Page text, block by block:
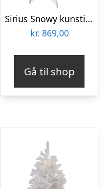
Sirius Snowy kunstigt juletræ med lys, 210 cm
kr. 869,00
Gå til shop